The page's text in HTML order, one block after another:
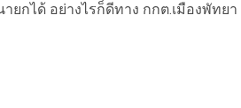
ยกได้ อย่างไรก็ดีทาง กกต.เมืองพัทยา